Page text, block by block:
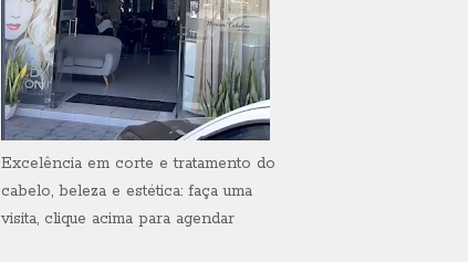
Excelência em corte e tratamento do
cabelo, beleza e estética: faça uma
visita, clique acima para agendar